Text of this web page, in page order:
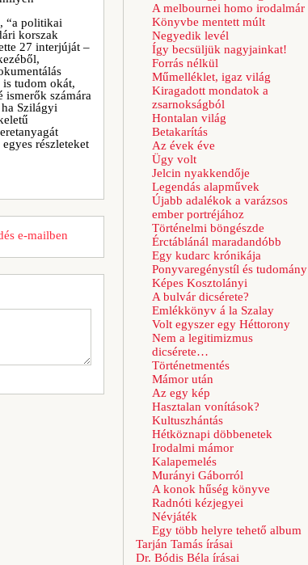
“a politikai
korszak
27 interjúját –
tudom okát,
ismerők számára
Szilágyi
részleteket
e-mailben
A melbournei homo irodalmár
Könyvbe mentett múlt
Negyedik levél
Így becsüljük nagyjainkat!
Forrás nélkül
Műmelléklet, igaz világ
Kiragadott mondatok a
zsarnokságból
Hontalan világ
Betakarítás
Az évek éve
Ügy volt
Jelcin nyakkendője
Legendás alapművek
Újabb adalékok a varázsos
ember portréjához
Történelmi böngészde
Érctáblánál maradandóbb
Egy kudarc krónikája
Ponyvaregénystíl és tudomány
Képes Kosztolányi
A bulvár dicsérete?
Emlékkönyv á la Szalay
Volt egyszer egy Héttorony
Nem a legitimizmus
dicsérete…
Történetmentés
Mámor után
Az egy kép
Hasztalan vonítások?
Kultuszhántás
Hétköznapi döbbenetek
Irodalmi mámor
Kalapemelés
Murányi Gáborról
A konok hűség könyve
Radnóti kézjegyei
Névjáték
Egy több helyre tehető album
Tarján Tamás írásai
Dr. Bódis Béla írásai